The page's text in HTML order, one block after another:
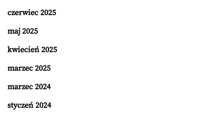
czerwiec 2025
maj 2025
kwiecień 2025
marzec 2025
marzec 2024
styczeń 2024